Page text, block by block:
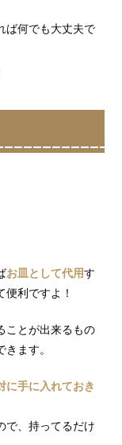
ば何でも大丈夫で
お皿として代用す
利ですよ！
ことが出来るもの
ます。
に手に入れておき
で、持ってるだけ